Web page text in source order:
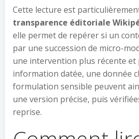
Cette lecture est
transparence éditoriale
elle permet de repérer si un
par une succession de micro-
une intervention plus récente et
information datée, une donnée
formulation sensible peuvent
une version précise, puis
reprise.